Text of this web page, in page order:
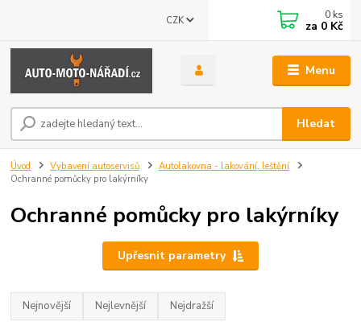
Menu
CZK
Hledat
0 ks
za 0 Kč
Úvod Vybavení autoservisů
Autolakovna - lakování, leštění
Ochranné pomůcky pro lakýrníky
Ochranné pomůcky pro lakýrníky
Upřesnit parametry
Nejnovější Nejlevnější Nejdražší